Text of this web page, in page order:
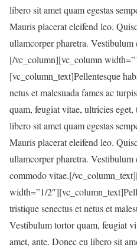
libero sit amet quam egestas
Mauris placerat eleifend leo.
ullamcorper pharetra.
[/vc_column][vc_column
[vc_column_text]Pellentesque
netus et malesuada fames ac
quam, feugiat vitae, ultricies
libero sit amet quam egestas
Mauris placerat eleifend leo.
ullamcorper pharetra.
commodo vitae.[/
width=”1/
tristique senectus et netus et
Vestibulum tortor quam, feugiat
amet, ante. Donec eu libero sit